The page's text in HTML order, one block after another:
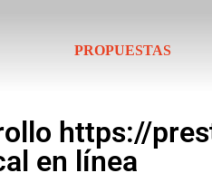
PROPUESTAS
https://
en línea